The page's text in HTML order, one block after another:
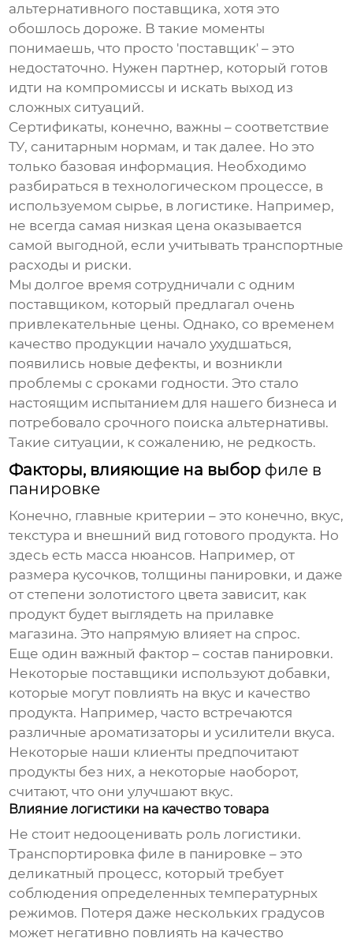
альтернативного поставщика, хотя это
обошлось дороже. В такие моменты
понимаешь, что просто 'поставщик' – это
недостаточно. Нужен партнер, который готов
идти на компромиссы и искать выход из
сложных ситуаций.
Сертификаты, конечно, важны – соответствие
ТУ, санитарным нормам, и так далее. Но это
только базовая информация. Необходимо
разбираться в технологическом процессе, в
используемом сырье, в логистике. Например,
не всегда самая низкая цена оказывается
самой выгодной, если учитывать транспортные
расходы и риски.
Мы долгое время сотрудничали с одним
поставщиком, который предлагал очень
привлекательные цены. Однако, со временем
качество продукции начало ухудшаться,
появились новые дефекты, и возникли
проблемы с сроками годности. Это стало
настоящим испытанием для нашего бизнеса и
потребовало срочного поиска альтернативы.
Такие ситуации, к сожалению, не редкость.
Факторы, влияющие на выбор филе в
панировке
Конечно, главные критерии – это конечно, вкус,
текстура и внешний вид готового продукта. Но
здесь есть масса нюансов. Например, от
размера кусочков, толщины панировки, и даже
от степени золотистого цвета зависит, как
продукт будет выглядеть на прилавке
магазина. Это напрямую влияет на спрос.
Еще один важный фактор – состав панировки.
Некоторые поставщики используют добавки,
которые могут повлиять на вкус и качество
продукта. Например, часто встречаются
различные ароматизаторы и усилители вкуса.
Некоторые наши клиенты предпочитают
продукты без них, а некоторые наоборот,
считают, что они улучшают вкус.
Влияние логистики на качество товара
Не стоит недооценивать роль логистики.
Транспортировка филе в панировке – это
деликатный процесс, который требует
соблюдения определенных температурных
режимов. Потеря даже нескольких градусов
может негативно повлиять на качество